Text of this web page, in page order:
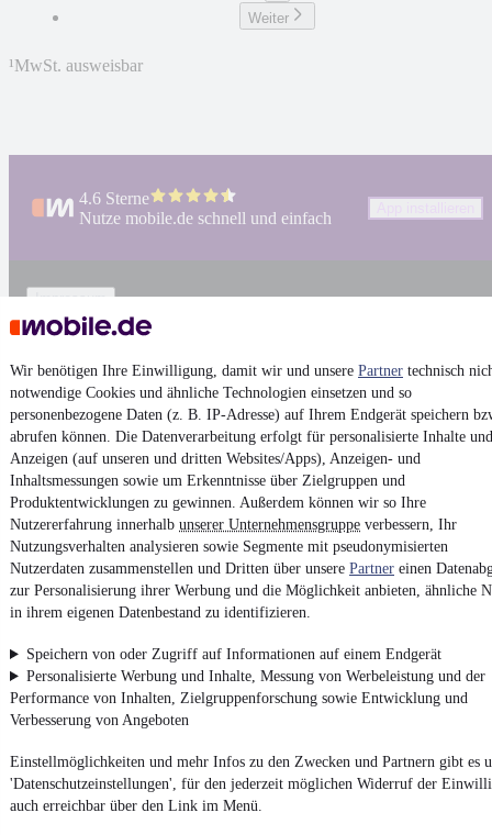
Wir benötigen Ihre Einwilligung, damit wir und unsere Partner technisch
notwendige Cookies und ähnliche Technologien einsetzen und so
personenbezogene Daten (z. B. IP-Adresse) auf Ihrem Endgerät speichern
abrufen können. Die Datenverarbeitung erfolgt für personalisierte Inhalte und
Anzeigen (auf unseren und dritten Websites/Apps), Anzeigen- und
Inhaltsmessungen sowie um Erkenntnisse über Zielgruppen und
Produktentwicklungen zu gewinnen. Außerdem können wir so Ihre
Nutzererfahrung innerhalb unserer Unternehmensgruppe verbessern, Ihr
Nutzungsverhalten analysieren sowie Segmente mit pseudonymisierten
Nutzerdaten zusammenstellen und Dritten über unsere Partner einen
zur Personalisierung ihrer Werbung und die Möglichkeit anbieten, ähnliche
in ihrem eigenen Datenbestand zu identifizieren.
Speichern von oder Zugriff auf Informationen auf einem Endgerät
Personalisierte Werbung und Inhalte, Messung von Werbeleistung und der
Performance von Inhalten, Zielgruppenforschung sowie Entwicklung und
Verbesserung von Angeboten
Einstellmöglichkeiten und mehr Infos zu den Zwecken und Partnern gibt es
'Datenschutzeinstellungen', für den jederzeit möglichen Widerruf der
auch erreichbar über den Link im Menü.
Weiter
¹MwSt. ausweisbar
4.6 Sterne
Nutze mobile.de schnell und einfach
Impressum
AGB
Vertrag widerrufen
Datenschutz
Datenschutzeinstellungen
Erklärung zur Barrierefreiheit
Report Security Vulnerability (English)
Powered by
VonAuto verkaufenüberE-Bikesund